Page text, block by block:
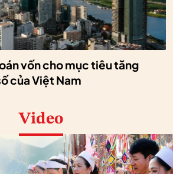
vốn cho mục tiêu tăng
của Việt Nam
Video